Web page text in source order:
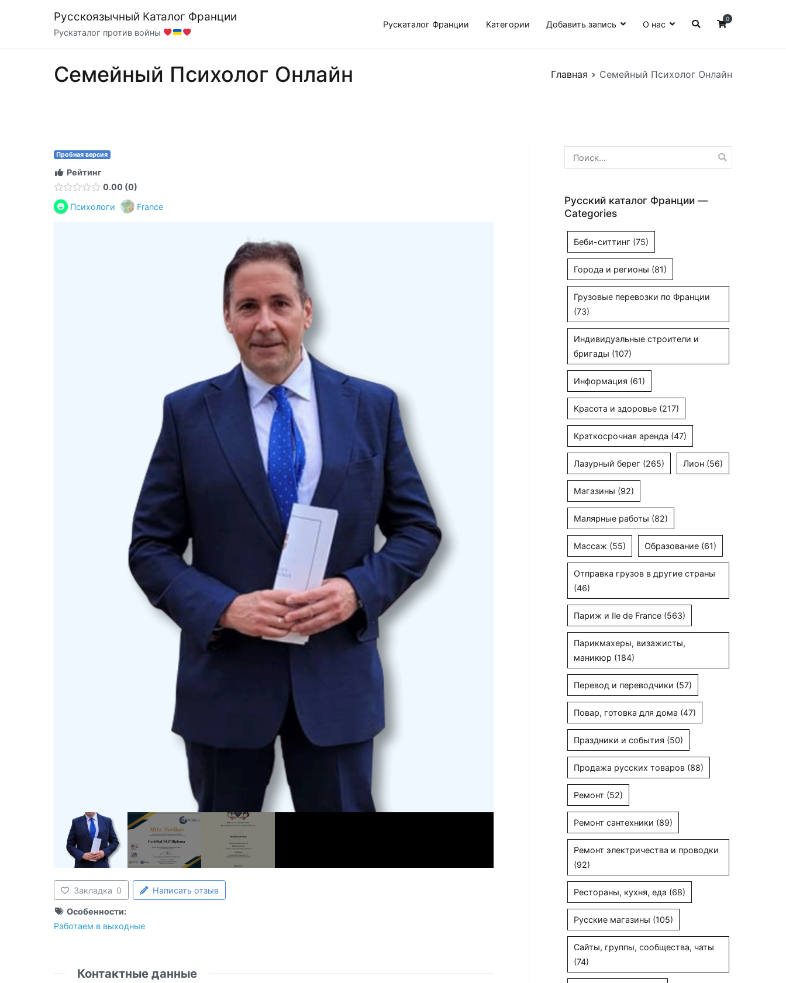
содержимому
Русскоязычный Каталог Франции
Рускаталог против войны
Рускаталог Франции Категории Добавить запись О нас
0
Семейный Психолог Онлайн Главная Семейный Психолог Онлайн
Пробная версия
Рейтинг
0.00 0
Психологи
France
Закладка 0 Написать отзыв
Особенности:
Работаем в выходные
Контактные данные
Найти:
Русский каталог Франции —
Categories
Беби-ситтинг (75)
Города и регионы (81)
Грузовые перевозки по Франции
(73)
Индивидуальные строители и
бригады (107)
Информация (61)
Красота и здоровье (217)
Краткосрочная аренда (47)
Лазурный берег (265) Лион (56)
Магазины (92)
Малярные работы (82)
Массаж (55) Образование (61)
Отправка грузов в другие страны
(46)
Париж и Ile de France (563)
Парикмахеры, визажисты,
маникюр (184)
Перевод и переводчики (57)
Повар, готовка для дома (47)
Праздники и события (50)
Продажа русских товаров (88)
Ремонт (52)
Ремонт сантехники (89)
Ремонт электричества и проводки
(92)
Рестораны, кухня, еда (68)
Русские магазины (105)
Сайты, группы, сообщества, чаты
(74)